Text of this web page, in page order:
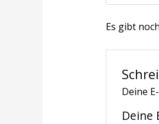
Es gibt
Deine
Deine